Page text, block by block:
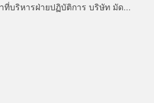
บริหารฝ่ายปฏิบัติการ บริษัท มัด...